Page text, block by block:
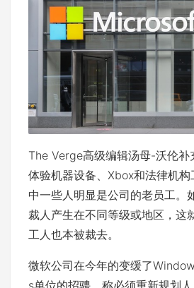
The Verge高级编辑汤母-沃伦补
体验机器设备、Xbox和法律机
中一些人明显是公司的老员工。
裁人产生在不同等级或地区，这
工人也本被裁去。
微软公司在今年的变缓了